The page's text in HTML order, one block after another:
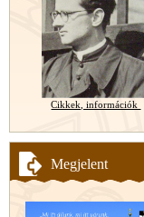
Cikkek, információk
Megjelent